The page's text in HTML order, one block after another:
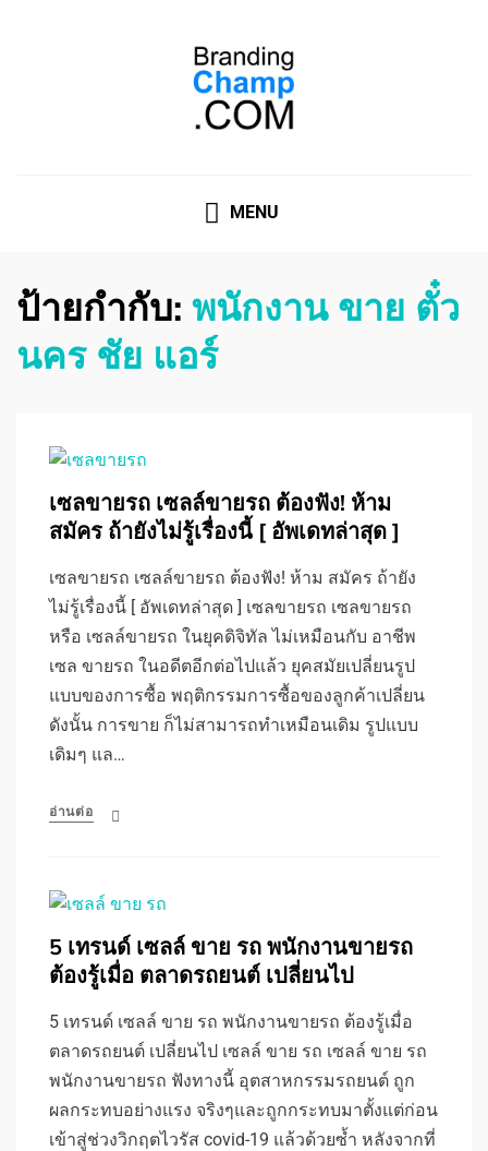
MENU
ป้ายกำกับ: พนักงาน ขาย ตั๋ว
นคร ชัย แอร์
เซลขายรถ เซลล์ขายรถ ต้องฟัง! ห้าม
สมัคร ถ้ายังไม่รู้เรื่องนี้ [ อัพเดทล่าสุด ]
เซลขายรถ เซลล์ขายรถ ต้องฟัง! ห้าม สมัคร ถ้ายัง
ไม่รู้เรื่องนี้ [ อัพเดทล่าสุด ] เซลขายรถ เซลขายรถ
หรือ เซลล์ขายรถ ในยุคดิจิทัล ไม่เหมือนกับ อาชีพ
เซล ขายรถ ในอดีตอีกต่อไปแล้ว ยุคสมัยเปลี่ยนรูป
แบบของการซื้อ พฤติกรรมการซื้อของลูกค้าเปลี่ยน
ดังนั้น การขาย ก็ไม่สามารถทำเหมือนเดิม รูปแบบ
เดิมๆ แล…
อ่านต่อ
5 เทรนด์ เซลล์ ขาย รถ พนักงานขายรถ
ต้องรู้เมื่อ ตลาดรถยนต์ เปลี่ยนไป
5 เทรนด์ เซลล์ ขาย รถ พนักงานขายรถ ต้องรู้เมื่อ
ตลาดรถยนต์ เปลี่ยนไป เซลล์ ขาย รถ เซลล์ ขาย รถ
พนักงานขายรถ ฟังทางนี้ อุตสาหกรรมรถยนต์ ถูก
ผลกระทบอย่างแรง จริงๆและถูกกระทบมาตั้งแต่ก่อน
เข้าสู่ช่วงวิกฤตไวรัส covid-19 แล้วด้วยซ้ำ หลังจากที่